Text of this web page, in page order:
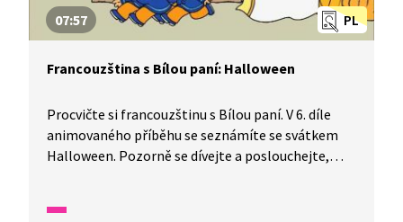
PL
07:57
Francouzština s Bílou paní: Halloween
Procvičte si francouzštinu s Bílou paní. V 6. díle
animovaného příběhu se seznámíte se svátkem
Halloween. Pozorně se dívejte a poslouchejte,